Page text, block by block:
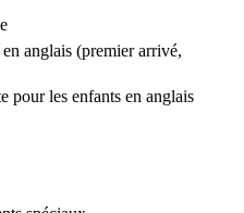
anglais (premier arrivé,
pour les enfants en anglais